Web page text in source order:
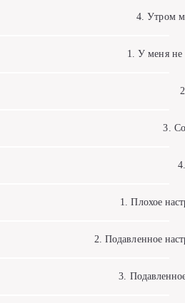
4. Утром
1. У меня не
3. Со
4.
1. Плохое
2. Подавленное
3.